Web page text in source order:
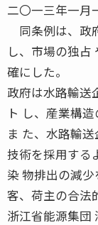
二〇一三年一月
同条例は、政
し、市場の独占
確にした。
政府は水路輸送
ト し、産業構造
ま た、水路輸
技術を採用する
染 物排出の減
客、荷主の合法
浙江省能源集